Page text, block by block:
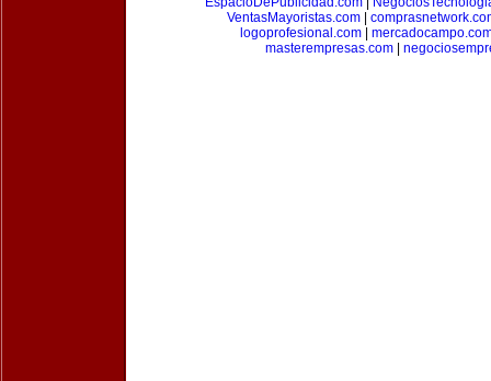
VentasMayoristas.com|
logoprofesional.com
masterempresas.com|